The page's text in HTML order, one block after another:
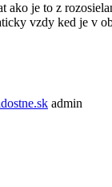
ako je to z
vzdy ked je v
admin